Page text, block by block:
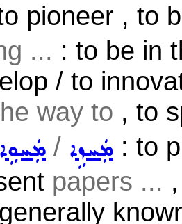
pioneer , to
... : to be in
/ to
way to , to
ܡܲܚܘܹܐ / ܡܲܚܙܹܐ : to
papers ...